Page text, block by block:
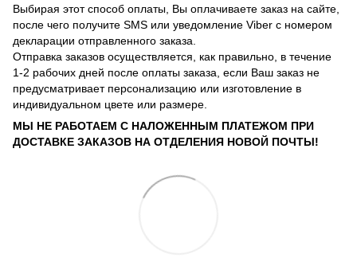
Выбирая этот способ оплаты, Вы оплачиваете заказ на сайте,
после чего получите SMS или уведомление Viber с номером
декларации отправленного заказа.
Отправка заказов осуществляется, как правильно, в течение
1-2 рабочих дней после оплаты заказа, если Ваш заказ не
предусматривает персонализацию или изготовление в
индивидуальном цвете или размере.
МЫ НЕ РАБОТАЕМ С НАЛОЖЕННЫМ ПЛАТЕЖОМ ПРИ
ДОСТАВКЕ ЗАКАЗОВ НА ОТДЕЛЕНИЯ НОВОЙ ПОЧТЫ!